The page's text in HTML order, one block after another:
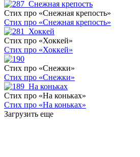
Стих про «Снежная крепость»
Стих про «Снежная крепость»
Стих про «Хоккей»
Стих про «Хоккей»
Стих про «Снежки»
Стих про «Снежки»
Стих про «На коньках»
Стих про «На коньках»
Загрузить еще